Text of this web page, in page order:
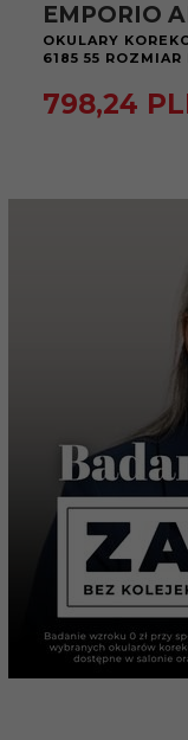
EMPORIO
OKULARY
6185 55 ROZMIAR
798,24